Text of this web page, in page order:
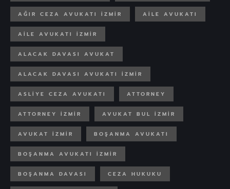
AĞIR CEZA AVUKATI IZMIR AILE AVUKATI
AILE AVUKATI IZMIR
ALACAK DAVASI AVUKAT
ALACAK DAVASI AVUKATI IZMIR
ASLIYE CEZA AVUKATI ATTORNEY
ATTORNEY IZMIR AVUKAT BUL IZMIR
AVUKAT IZMIR BOŞANMA AVUKATI
BOŞANMA AVUKATI IZMIR
BOŞANMA DAVASI CEZA HUKUKU